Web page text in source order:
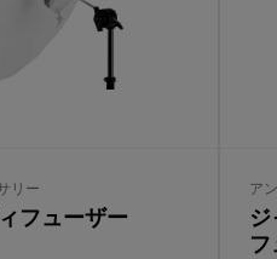
リー
フューザー
ア